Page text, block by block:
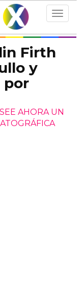
Toggle
Firth
y
por
AHORA UN